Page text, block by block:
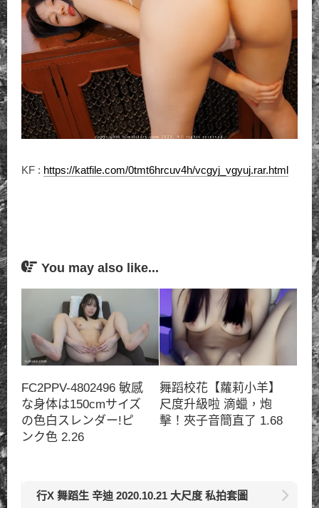
KF : https://katfile.com/0tmt6hrcuv4h/vcgyj_vgyuj.rar.html
You may also like...
FC2PPV-4802496 敏感
な身体は150cmサイズ
の色白スレンダー!ピ
ンク色 2.26
舞蹈校花【蘿莉小羊】
尺度升級啦 滴蠟，炮
擊！夾子音簡直了 1.68
行X 舞蹈生 辛迪 2020.10.21 大尺度 私拍套圖